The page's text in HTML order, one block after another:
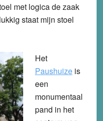
met logica de zaak
staat mijn stoel
Het
Paushuizeis
een
monumentaal
pand in het